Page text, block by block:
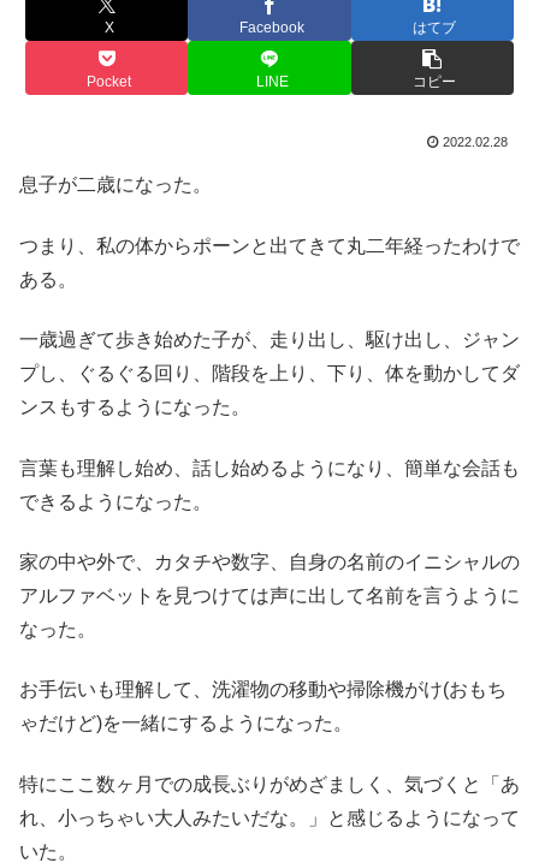
X Facebook はてブ
Pocket LINE コピー
2022.02.28
息子が二歳になった。
つまり、私の体からポーンと出てきて丸二年経ったわけで
ある。
一歳過ぎて歩き始めた子が、走り出し、駆け出し、ジャン
プし、ぐるぐる回り、階段を上り、下り、体を動かしてダ
ンスもするようになった。
言葉も理解し始め、話し始めるようになり、簡単な会話も
できるようになった。
家の中や外で、カタチや数字、自身の名前のイニシャルの
アルファベットを見つけては声に出して名前を言うように
なった。
お手伝いも理解して、洗濯物の移動や掃除機がけ(おもち
ゃだけど)を一緒にするようになった。
特にここ数ヶ月での成長ぶりがめざましく、気づくと「あ
れ、小っちゃい大人みたいだな。」と感じるようになって
いた。